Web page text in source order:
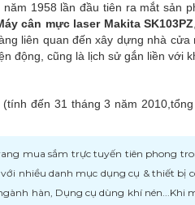
1958 lần đầu tiên ra mắt sản
cân mực laser Makita SK103PZ
liên quan đến xây dựng nhà cửa
động, cũng là lịch sử gắn liền với
đến 31 tháng 3 năm
mua sắm trực tuyến tiên phong
nhiều danh mục dụng cụ & thiết bị
hàn, Dụng cụ dùng khí